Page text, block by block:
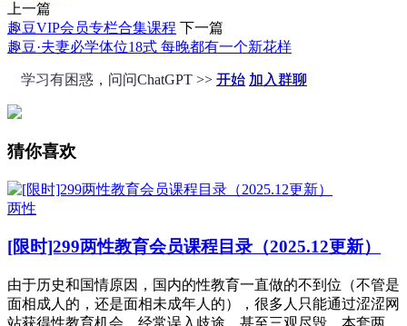
上一篇
趣豆VIP会员专栏合集课程 下一篇
趣豆·夫妻必学体位18式 每晚都有一个新花样
学习有困惑，问问ChatGPT >> 开始 加入群聊
猜你喜欢
两性
[限时]299两性教育会员课程目录（2025.12更新）
由于历史和国情原因，国内的性教育一直做的不到位（不管是
面相成人的，还是面相未成年人的），很多人只能通过涩涩网
站获得性教育机会，经常误入歧途，甚至三观尽毁。本套两...